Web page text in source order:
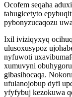
Ocofem seqaha
tahugicetyto
pybonyzucaqozu
Ixil iviziqyxyq
ulusoxusypoz
nyfuwoti
xumuvyni
gibasihocaqa.
ufulanojobup dyfi
yfyfybuj kezokuwa